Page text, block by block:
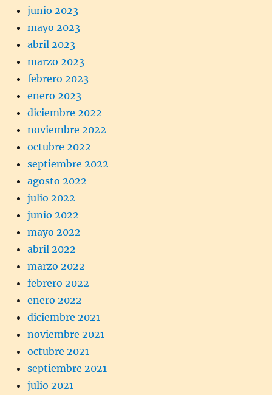
junio 2023
mayo 2023
abril 2023
marzo 2023
febrero 2023
enero 2023
diciembre 2022
noviembre 2022
octubre 2022
septiembre 2022
agosto 2022
julio 2022
junio 2022
mayo 2022
abril 2022
marzo 2022
febrero 2022
enero 2022
diciembre 2021
noviembre 2021
octubre 2021
septiembre 2021
julio 2021